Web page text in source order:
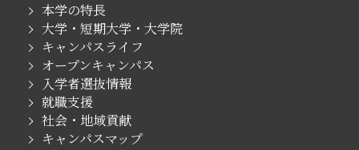
本学の特長
大学・短期大学・大学院
キャンパスライフ
オープンキャンパス
入学者選抜情報
就職支援
社会・地域貢献
キャンパスマップ